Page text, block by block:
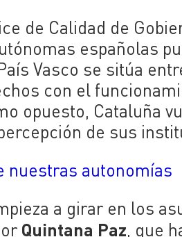
de Calidad de
españolas
Vasco se sitúa
con el
opuesto, Cataluña
de sus
nuestras autonomías
a girar en los
Quintana Paz, que